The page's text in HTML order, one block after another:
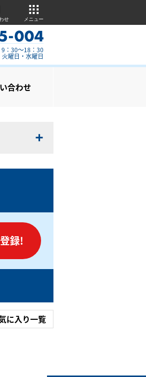
せ メニュー
9：30～18：30
火曜日・水曜日
合わせ
録!
に入り一覧